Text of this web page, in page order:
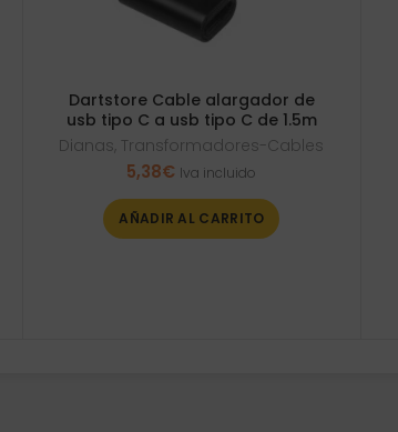
Dartstore Cable alargador de
usb tipo C a usb tipo C de 1.5m
Dianas, Transformadores-Cables
5,38€ Iva incluido
AÑADIR AL CARRITO